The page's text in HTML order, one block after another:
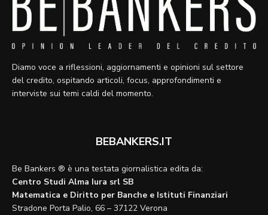
Diamo voce a riflessioni, aggiornamenti e opinioni sul settore
del credito, ospitando articoli, focus, approfondimenti e
interviste sui temi caldi del momento.
BEBANKERS.IT
Be Bankers ® è una testata giornalistica edita da:
Centro Studi Alma Iura srl SB
Matematica e Diritto per Banche e Istituti Finanziari
Stradone Porta Palio, 66 – 37122 Verona